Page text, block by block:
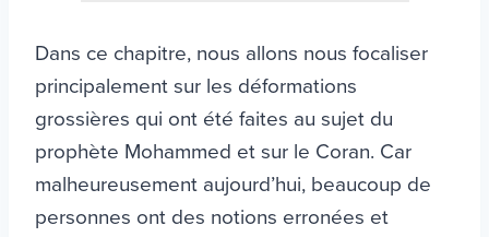
Dans ce chapitre, nous allons nous focaliser
principalement sur les déformations
grossières qui ont été faites au sujet du
prophète Mohammed et sur le Coran. Car
malheureusement aujourd’hui, beaucoup de
personnes ont des notions erronées et